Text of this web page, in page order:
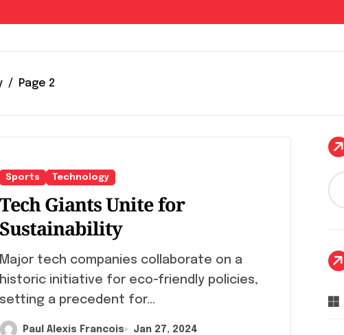
Page 2
Sports Technology
Tech Giants Unite for
Sustainability
Major tech companies collaborate on a
historic initiative for eco-friendly policies,
setting a precedent for...
Paul Alexis Francois Jan 27, 2024